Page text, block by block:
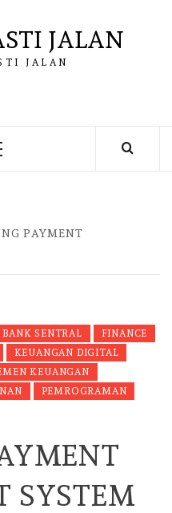
JALAN
JALAN
PAYMENT
BANK SENTRAL
FINANCE
KEUANGAN DIGITAL
KEUANGAN
PEMROGRAMAN
SYSTEM